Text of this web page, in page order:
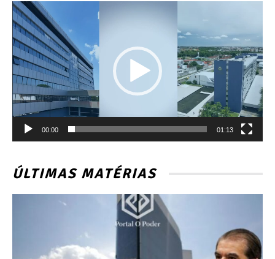
Tocador
de
vídeo
00:00 01:13
ÚLTIMAS MATÉRIAS